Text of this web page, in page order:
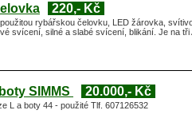
220,- Kč
rybářskou čelovku, LED žárovka,
svícení, silné a slabé svícení, blikání. Je na
SIMMS 20.000,- Kč
L a boty 44 - použité Tlf. 607126532